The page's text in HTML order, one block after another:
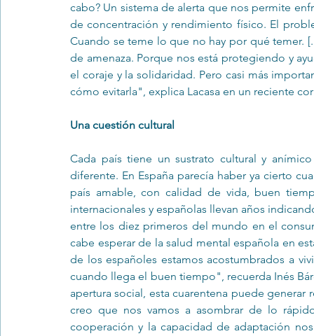
cabo? Un sistema de alerta que nos permite
de concentración y rendimiento físico. El
Cuando se teme lo que no hay por qué temer.
de amenaza. Porque nos está protegiendo y
el coraje y la solidaridad. Pero casi más
cómo evitarla", explica Lacasa en un reciente
Una cuestión cultural
Cada país tiene un sustrato cultural y
diferente. En España parecía haber ya cierto
país amable, con calidad de vida, buen
internacionales y españolas llevan años
entre los diez primeros del mundo en el
cabe esperar de la salud mental española en
de los españoles estamos acostumbrados a
cuando llega el buen tiempo", recuerda Inés
apertura social, esta cuarentena puede
creo que nos vamos a asombrar de lo
cooperación y la capacidad de adaptación